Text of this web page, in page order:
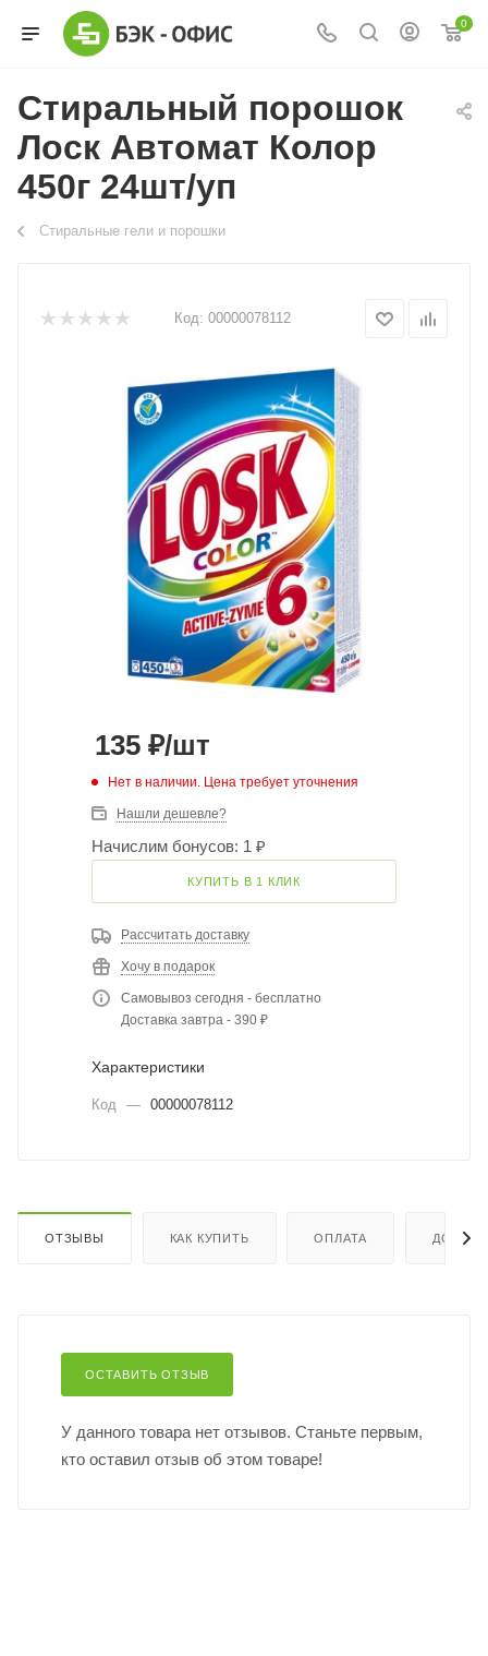
0
Стиральный порошок
Лоск Автомат Колор
450г 24шт/уп
Стиральные гели и порошки
Код: 00000078112
135 ₽/шт
Нет в наличии. Цена требует уточнения
Нашли дешевле?
Начислим бонусов: 1 ₽
КУПИТЬ В 1 КЛИК
Рассчитать доставку
Хочу в подарок
Самовывоз сегодня - бесплатно
Доставка завтра - 390 ₽
Характеристики
Код — 00000078112
ОТЗЫВЫ КАК КУПИТЬ ОПЛАТА
ОСТАВИТЬ ОТЗЫВ
У данного товара нет отзывов. Станьте первым,
кто оставил отзыв об этом товаре!